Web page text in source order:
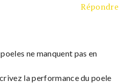
Répondre
ne manquent pas en
la performance du poele